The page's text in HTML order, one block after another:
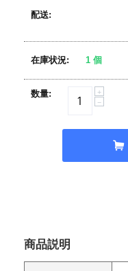
配送:
在庫状況: 1 個
数量:
+
−
商品説明